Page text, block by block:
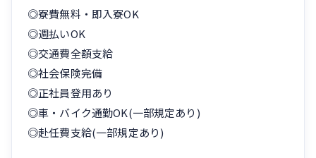
◎寮費無料・即入寮OK
◎週払いOK
◎交通費全額支給
◎社会保険完備
◎正社員登用あり
◎車・バイク通勤OK(一部規定あり)
◎赴任費支給(一部規定あり)